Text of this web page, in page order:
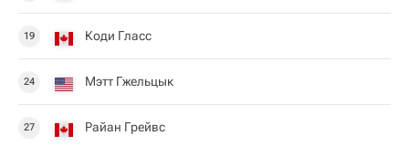
19 Коди Гласс
24 Мэтт Гжельцык
27 Райан Грейвс